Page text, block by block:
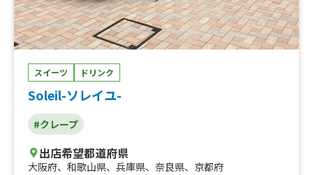
スイーツ ドリンク
Soleil-ソレイユ-
#クレープ
出店希望都道府県
大阪府、 和歌山県、 兵庫県、 奈良県、 京都府